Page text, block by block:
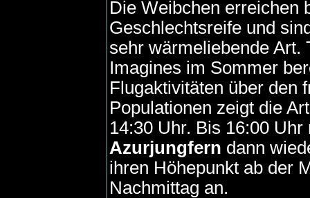
Die Weibchen erreichen
Geschlechtsreife und
sehr wärmeliebende Art.
Imagines im Sommer
Flugaktivitäten über den
Populationen zeigt die
14:30 Uhr. Bis 16:00
Azurjungfern dann
ihren Höhepunkt ab der
Nachmittag an.